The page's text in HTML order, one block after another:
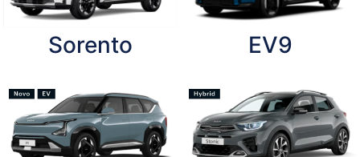
Sorento EV9